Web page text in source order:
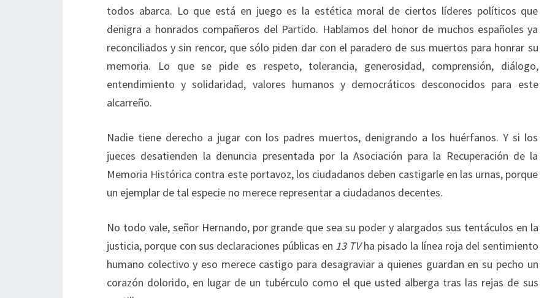
todos abarca. Lo que está en juego es la estética moral de ciertos líderes políticos que
denigra a honrados compañeros del Partido. Hablamos del honor de muchos españoles ya
reconciliados y sin rencor, que sólo piden dar con el paradero de sus muertos para honrar su
memoria. Lo que se pide es respeto, tolerancia, generosidad, comprensión, diálogo,
entendimiento y solidaridad, valores humanos y democráticos desconocidos para este
alcarreño.
Nadie tiene derecho a jugar con los padres muertos, denigrando a los huérfanos. Y si los
jueces desatienden la denuncia presentada por la Asociación para la Recuperación de la
Memoria Histórica contra este portavoz, los ciudadanos deben castigarle en las urnas, porque
un ejemplar de tal especie no merece representar a ciudadanos decentes.
No todo vale, señor Hernando, por grande que sea su poder y alargados sus tentáculos en la
justicia, porque con sus declaraciones públicas en 13 TVha pisado la línea roja del sentimiento
humano colectivo y eso merece castigo para desagraviar a quienes guardan en su pecho un
corazón dolorido, en lugar de un tubérculo como el que usted alberga tras las rejas de sus